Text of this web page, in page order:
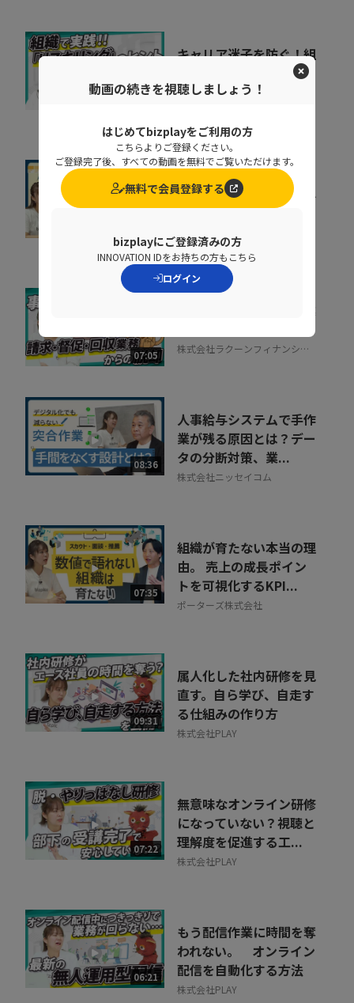
07:07
キャリア迷子を防ぐ！組
織をあげた「リスキリン
グ」のヒントとは
ョン
すぐに効果が出る。手間
も時間もかけずに売上げ
株式会社ラクーンフィナンシャ
ル
07:05
督促に費やす時間を事業
株式会社ラクーンフィナンシャ
08:36
人事給与システムで手作
業が残る原因とは？デー
タの分断対策、業...
株式会社ニッセイコム
07:35
組織が育たない本当の理
由。 売上の成長ポイン
トを可視化するKPI...
ポーターズ株式会社
09:31
属人化した社内研修を見
直す。自ら学び、自走す
る仕組みの作り方
株式会社PLAY
07:22
無意味なオンライン研修
になっていない？視聴と
理解度を促進する工...
株式会社PLAY
06:21
もう配信作業に時間を奪
われない。 オンライン
配信を自動化する方法
株式会社PLAY
動画の続きを視聴しましょう！
はじめてbizplayをご利用の方
こちらよりご登録ください。
ご登録完了後、すべての動画を無料でご覧いただけます。
無料で会員登録する
bizplayにご登録済みの方
INNOVATION IDをお持ちの方もこちら
ログイン